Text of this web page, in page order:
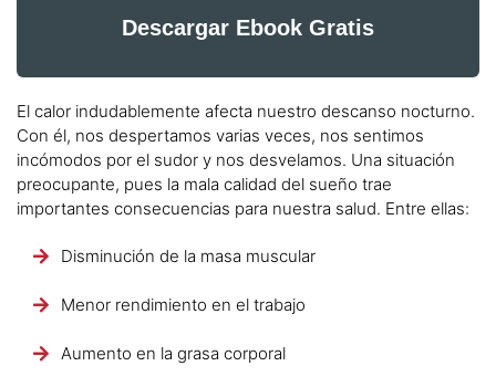
Descargar Ebook Gratis
El calor indudablemente afecta nuestro descanso nocturno.
Con él, nos despertamos varias veces, nos sentimos
incómodos por el sudor y nos desvelamos. Una situación
preocupante, pues la mala calidad del sueño trae
importantes consecuencias para nuestra salud. Entre ellas:
Disminución de la masa muscular
Menor rendimiento en el trabajo
Aumento en la grasa corporal